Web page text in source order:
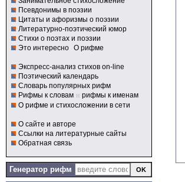
Псевдонимы в поэзии
Цитаты и афоризмы о поэзии
Литературно-поэтический юмор
Стихи о поэтах и поэзии
Это интересно О рифме
Экспресс-анализ стихов on-line
Поэтический календарь
Словарь популярных рифм
Рифмы к словам и рифмы к именам
О рифме и стихосложении в сети
О сайте и авторе
Ссылки на литературные сайты
Обратная связь
Генератор рифм